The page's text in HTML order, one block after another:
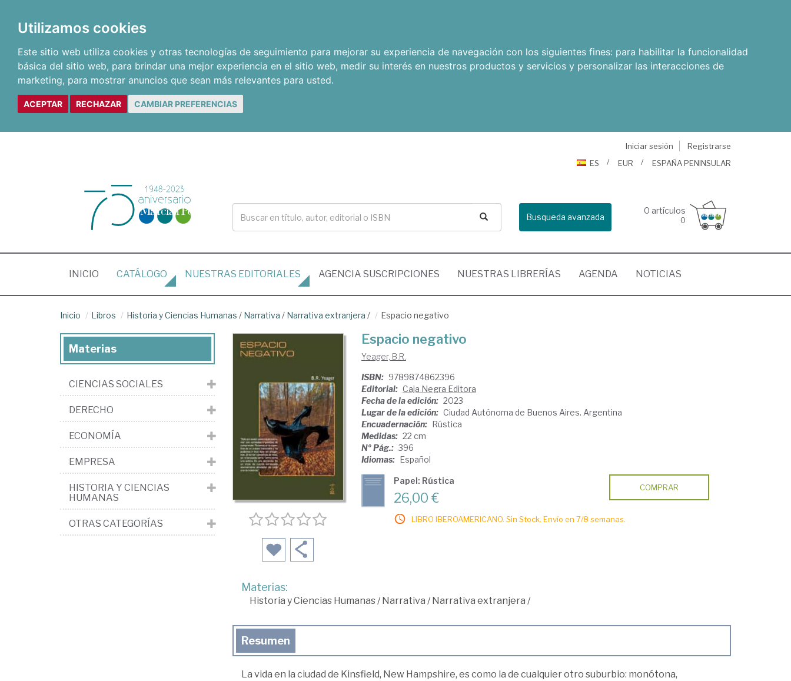
Utilizamos cookies
Este sitio web utiliza cookies y otras tecnologías de seguimiento para mejorar su experiencia de navegación con los siguientes fines: para habilitar la funcionalidad
básica del sitio web, para brindar una mejor experiencia en el sitio web, medir su interés en nuestros productos y servicios y personalizar las interacciones de
marketing, para mostrar anuncios que sean más relevantes para usted.
ACEPTAR RECHAZAR CAMBIAR PREFERENCIAS
Iniciar sesión
Registrarse
ES
EUR ESPAÑA PENINSULAR
Busqueda avanzada
0 artículos
0
INICIO (CURRENT)
CATÁLOGO NUESTRAS EDITORIALES AGENCIA SUSCRIPCIONES NUESTRAS LIBRERÍAS AGENDA NOTICIAS
Inicio Libros Historia y Ciencias Humanas / Narrativa / Narrativa extranjera / Espacio negativo
Espacio negativo
Yeager, B.R.
ISBN: 9789874862396
Editorial: Caja Negra Editora
Fecha de la edición: 2023
Lugar de la edición: Ciudad Autónoma de Buenos Aires. Argentina
Encuadernación: Rústica
Medidas: 22 cm
Nº Pág.: 396
Idiomas: Español
Papel: Rústica
26,00 €
LIBRO IBEROAMERICANO. Sin Stock. Envío en 7/8 semanas.
COMPRAR
Materias:
Historia y Ciencias Humanas/ Narrativa / Narrativa extranjera /
Resumen
La vida en la ciudad de Kinsfield, New Hampshire, es como la de cualquier otro suburbio: monótona,
Materias
CIENCIAS SOCIALES
DERECHO
ECONOMÍA
EMPRESA
HISTORIA Y CIENCIAS
HUMANAS
OTRAS CATEGORÍAS